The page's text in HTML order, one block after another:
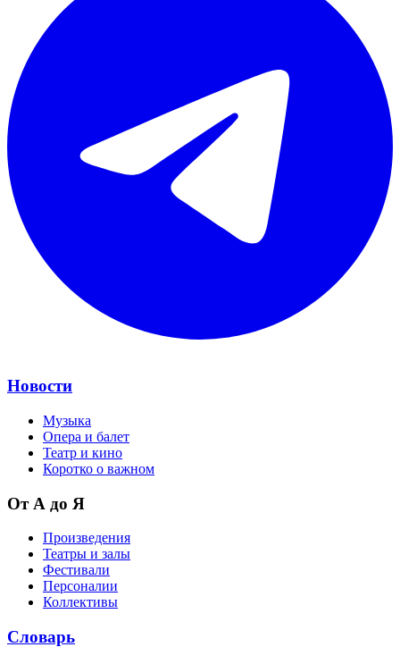
Новости
Музыка
Опера и балет
Театр и кино
Коротко о важном
От А до Я
Произведения
Театры и залы
Фестивали
Персоналии
Коллективы
Словарь